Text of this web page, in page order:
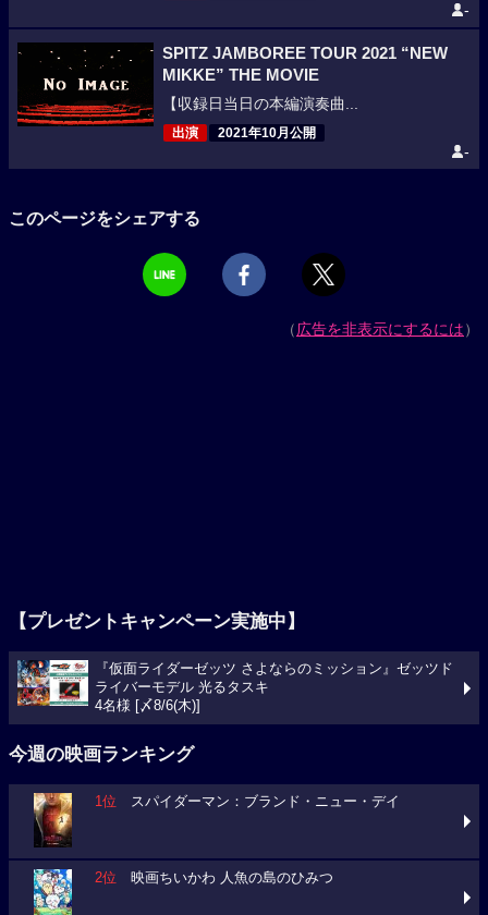
-
SPITZ JAMBOREE TOUR 2021 “NEW
MIKKE” THE MOVIE
【収録日当日の本編演奏曲...
出演 2021年10月公開
-
このページをシェアする
（広告を非表示にするには）
【プレゼントキャンペーン実施中】
『仮面ライダーゼッツ さよならのミッション』ゼッツド
ライバーモデル 光るタスキ
4名様 [〆8/6(木)]
今週の映画ランキング
1位 スパイダーマン：ブランド・ニュー・デイ
2位 映画ちいかわ 人魚の島のひみつ